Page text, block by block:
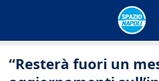
“Resterà fuori un